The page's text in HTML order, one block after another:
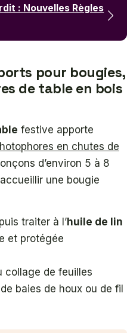
: Nouvelles Règles
pour bougies,
de table en bois
festive apporte
en chutes de
d’environ 5 à 8
une bougie
traiter à l’huile de lin
et protégée
collage de feuilles
baies de houx ou de fil